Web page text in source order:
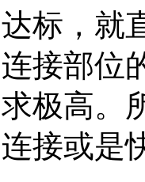
达标，就
连接部位
求极高。
连接或是